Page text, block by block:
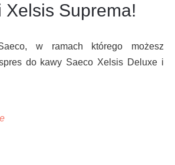
Suprema!
w ramach którego możesz
do kawy Saeco Xelsis Deluxe i